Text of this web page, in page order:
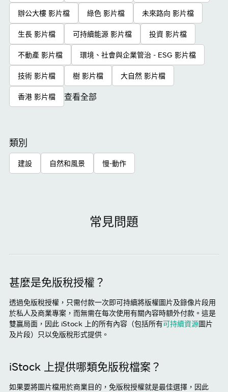
辦公大樓 影片檔 綠色 影片檔 未來路向 影片檔
生長 影片檔 可持續能源 影片檔 投資 影片檔
不動產 影片檔 環境、社會與企業管治 - ESG 影片檔
技術 影片檔 樹 影片檔 大自然 影片檔
香港 影片檔 查看全部
類別
建設 自然和風景 慢-動作
常見問題
甚麼是免版稅授權？
透過免版稅授權，只需付款一次即可持續將版權圖片及錄像片段用
於私人及商業專案，而無需在每次使用有關內容時額外付款。這是
雙贏局面，因此 iStock 上的所有內容（包括所有可持續資源圖片
及片段）只以免版稅形式提供。
iStock 上提供哪類免版稅檔案？
如果要將圖片檔用於商業目的，免版稅授權就是最佳選擇，因此